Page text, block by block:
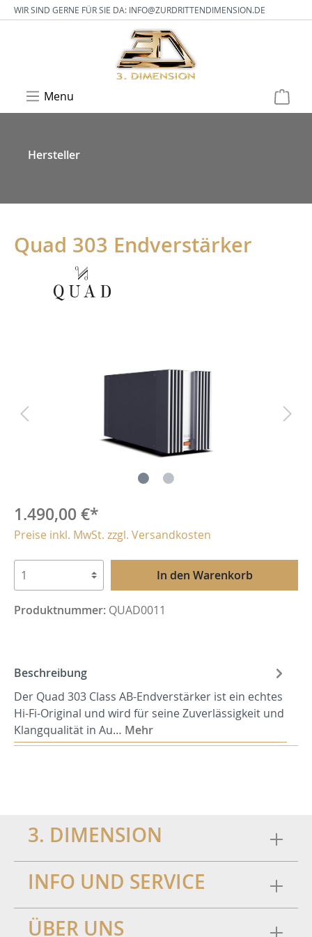
WIR SIND GERNE FÜR SIE DA: INFO@ZURDRITTENDIMENSION.DE
Menu
Hersteller
Quad 303 Endverstärker
1.490,00 €*
Preise inkl. MwSt. zzgl. Versandkosten
In den Warenkorb
Produktnummer: QUAD0011
Beschreibung
Der Quad 303 Class AB-Endverstärker ist ein echtes
Hi-Fi-Original und wird für seine Zuverlässigkeit und
Klangqualität in Au… Mehr
3. DIMENSION
INFO UND SERVICE
ÜBER UNS